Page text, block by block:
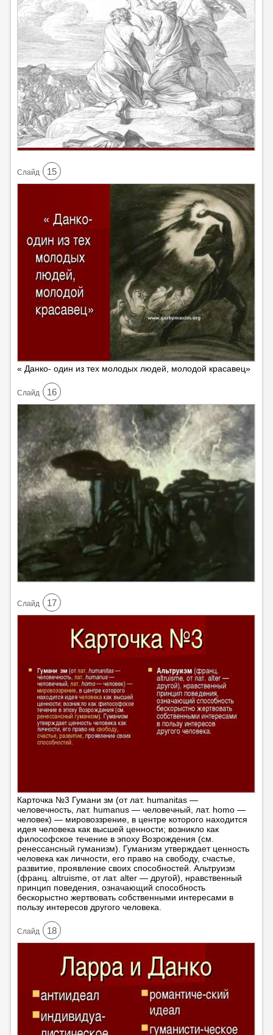
Cлайд 15
« Данко- один из тех молодых людей, молодой красавец»
Cлайд 16
Cлайд 17
Карточка №3 Гумани зм (от лат. humanitas —
человечность, лат. humanus — человечный, лат. homo —
человек) — мировоззрение, в центре которого находится
идея человека как высшей ценности; возникло как
философское течение в эпоху Возрождения (см.
ренессансный гуманизм). Гуманизм утверждает ценность
человека как личности, его право на свободу, счастье,
развитие, проявление своих способностей. Альтруизм
(франц. altruisme, от лат. alter — другой), нравственный
принцип поведения, означающий способность
бескорыстно жертвовать собственными интересами в
пользу интересов другого человека.
Cлайд 18